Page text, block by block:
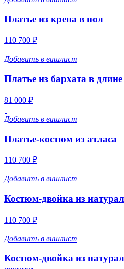
Платье из крепа в пол
110 700 ₽
Добавить в вишлист
Платье из бархата в
81 000 ₽
Добавить в вишлист
Платье-костюм из атласа
110 700 ₽
Добавить в вишлист
Костюм-двойка из
110 700 ₽
Добавить в вишлист
Костюм-двойка из